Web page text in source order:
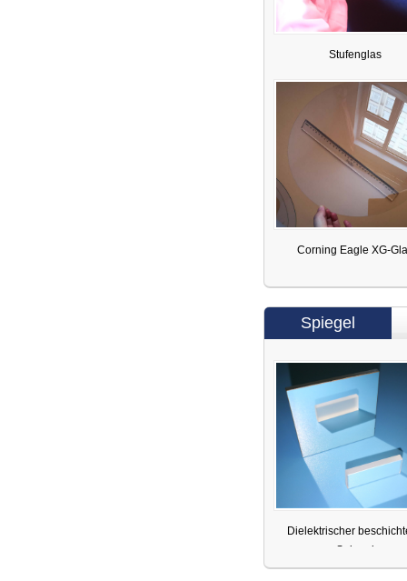
Stufenglas
Corning Eagle XG-
Spiegel
Dielektrischer
Spiegel